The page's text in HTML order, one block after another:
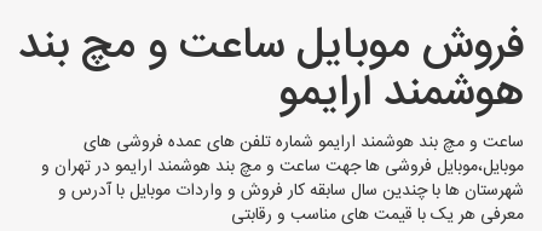
سایر گروه ها
فروشگاه های موبایل
فروش موبایل ساعت و مچ بند
هوشمند ارایمو
ساعت و مچ بند هوشمند ارایمو شماره تلفن های عمده فروشی های
موبایل،موبایل فروشی ها جهت ساعت و مچ بند هوشمند ارایمو در تهران و
شهرستان ها با چندین سال سابقه کار فروش و واردات موبایل با آدرس و
معرفی هر یک با قیمت های مناسب و رقابتی